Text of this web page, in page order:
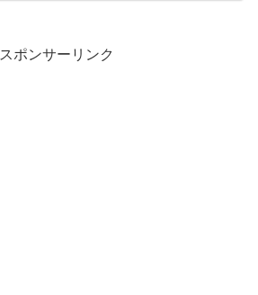
スポンサーリンク